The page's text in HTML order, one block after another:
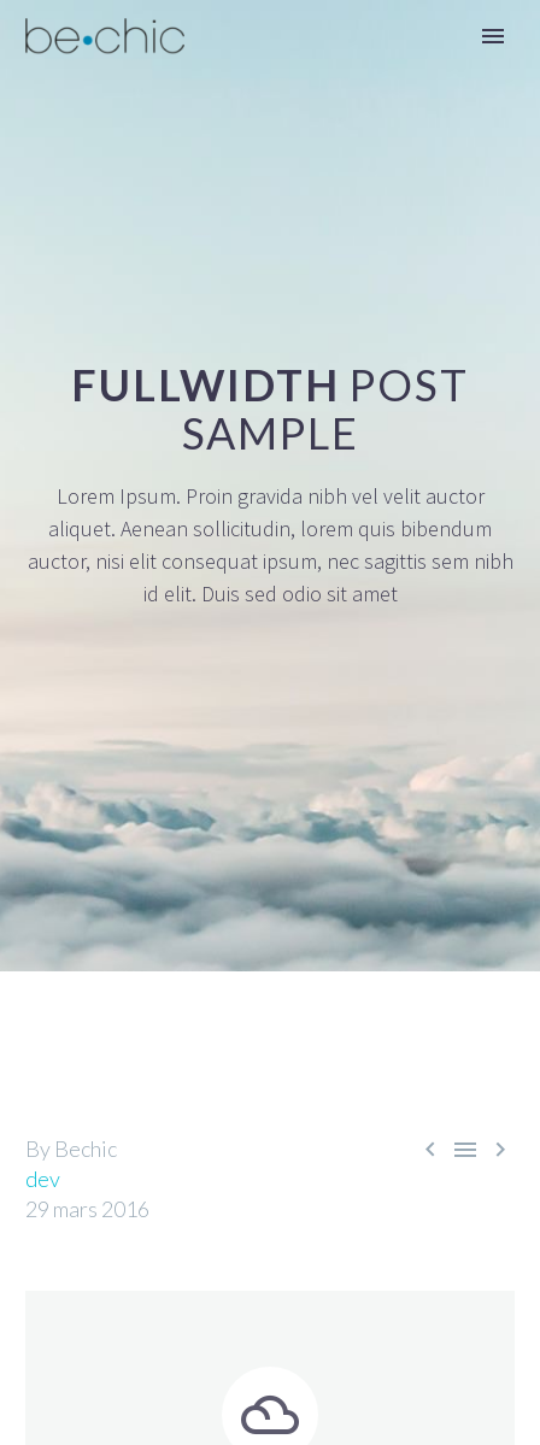
FR
FULLWIDTH POST
SAMPLE
Lorem Ipsum. Proin gravida nibh vel velit auctor
aliquet. Aenean sollicitudin, lorem quis bibendum
auctor, nisi elit consequat ipsum, nec sagittis sem nibh
id elit. Duis sed odio sit amet
  
By Bechic
dev
29 mars 2016

